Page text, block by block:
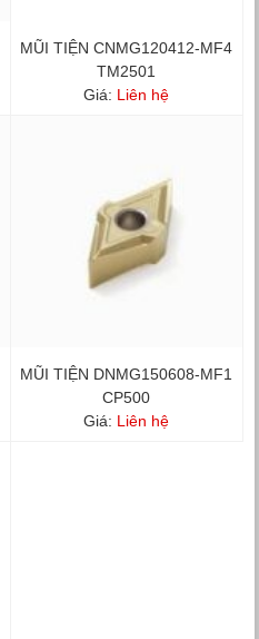
MŨI TIỆN CNMG120412-MF4
TM2501
Giá: Liên hệ
MŨI TIỆN DNMG150608-MF1
CP500
Giá: Liên hệ